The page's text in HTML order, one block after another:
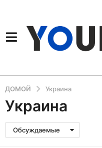
ДОМОЙ Украина
Украина
Обсуждаемые